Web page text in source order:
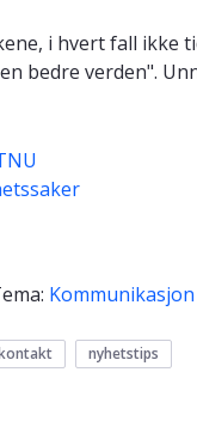
i hvert fall ikke
bedre verden".
Kommunikasjon
nyhetstips